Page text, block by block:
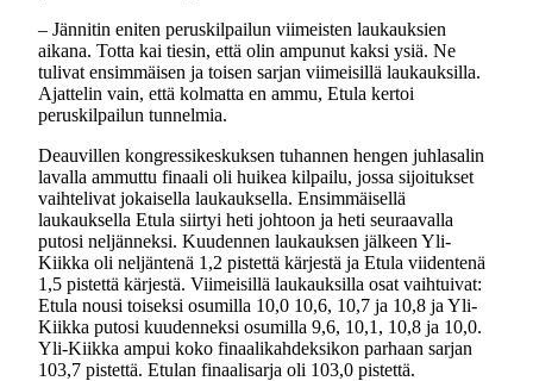
– Jännitin eniten peruskilpailun viimeisten laukauksien
aikana. Totta kai tiesin, että olin ampunut kaksi ysiä. Ne
tulivat ensimmäisen ja toisen sarjan viimeisillä laukauksilla.
Ajattelin vain, että kolmatta en ammu, Etula kertoi
peruskilpailun tunnelmia.
Deauvillen kongressikeskuksen tuhannen hengen juhlasalin
lavalla ammuttu finaali oli huikea kilpailu, jossa sijoitukset
vaihtelivat jokaisella laukauksella. Ensimmäisellä
laukauksella Etula siirtyi heti johtoon ja heti seuraavalla
putosi neljänneksi. Kuudennen laukauksen jälkeen Yli-
Kiikka oli neljäntenä 1,2 pistettä kärjestä ja Etula viidentenä
1,5 pistettä kärjestä. Viimeisillä laukauksilla osat vaihtuivat:
Etula nousi toiseksi osumilla 10,0 10,6, 10,7 ja 10,8 ja Yli-
Kiikka putosi kuudenneksi osumilla 9,6, 10,1, 10,8 ja 10,0.
Yli-Kiikka ampui koko finaalikahdeksikon parhaan sarjan
103,7 pistettä. Etulan finaalisarja oli 103,0 pistettä.